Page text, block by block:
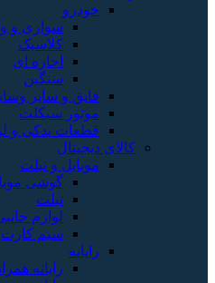
خودرو
سواری و
کلاسیک
اجاره ای
سنگین
قایق و سایر
موتور سیکلت
قطعات یدکی و
کالای دیجیتال
موبایل و تبلت
گوشی
تبلت
لوازم
سیم کارت
رایانه
رایانه